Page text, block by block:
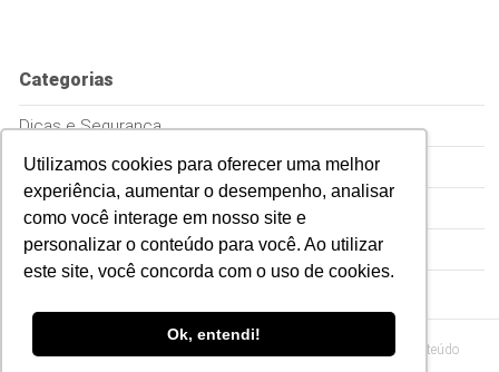
Utilizamos cookies para oferecer uma melhor
experiência, aumentar o desempenho, analisar
como você interage em nosso site e
personalizar o conteúdo para você. Ao utilizar
este site, você concorda com o uso de cookies.
Ok, entendi!
Categorias
Dicas e Segurança
Empreenda
Proteção Veicular
Sem Categoria
© 2026
Blog da AMV – Proteção para o seu veículo em formato de conteúdo